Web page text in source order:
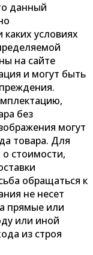
данный
условиях
на сайте
и могут быть
без
могут
товара. Для
стоимости,
обращаться к
не несет
прямые или
или иной
из строя